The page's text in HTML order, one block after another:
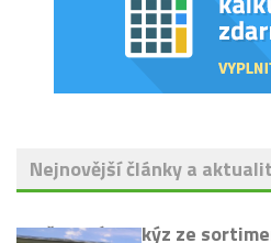
Nejnovější články a
Vyřazení markýz ze